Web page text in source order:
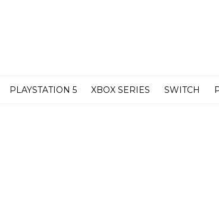
PLAYSTATION 5 XBOX SERIES SWITCH